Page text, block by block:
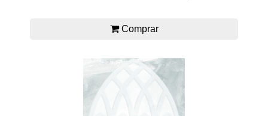
Comprar